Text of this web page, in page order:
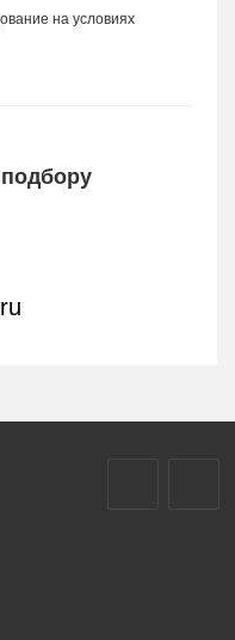
на условиях